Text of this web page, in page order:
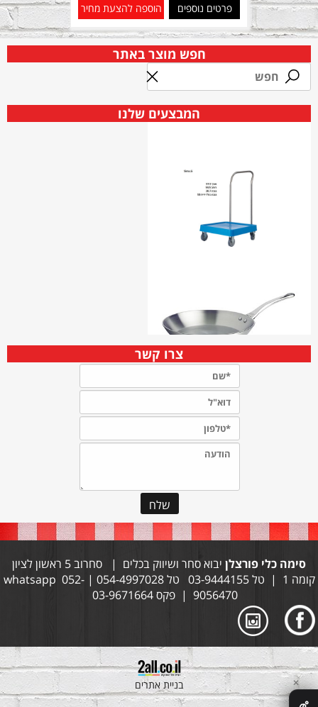
פרטים נוספים הוספה להצעת מחיר
חפש מוצר באתר
המבצעים שלנו
צרו קשר
סימה כלי פורצלן
יבוא סחר ושיווק בכלים | סחרוב 5 ראשון לציון
קומה 1 | טל 03-9444155 טל 054-4997028 | whatsapp 052-
9056470 | פקס 03-9671664
בניית אתרים ✕